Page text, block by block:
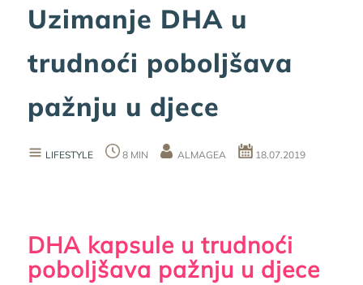
Uzimanje DHA u
trudnoći poboljšava
pažnju u djece
LIFESTYLE 8 MIN ALMAGEA 18.07.2019
DHA kapsule u trudnoći
poboljšava pažnju u djece